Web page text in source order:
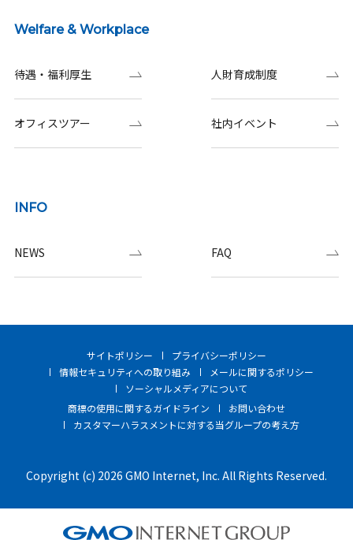
Welfare & Workplace
待遇・福利厚生 人財育成制度
オフィスツアー 社内イベント
INFO
NEWS FAQ
サイトポリシー
プライバシーポリシー
情報セキュリティへの取り組み
メールに関するポリシー
ソーシャルメディアについて
商標の使用に関するガイドライン
お問い合わせ
カスタマーハラスメントに対する当グループの考え方
Copyright (c) 2026 GMO Internet, Inc. All Rights Reserved.